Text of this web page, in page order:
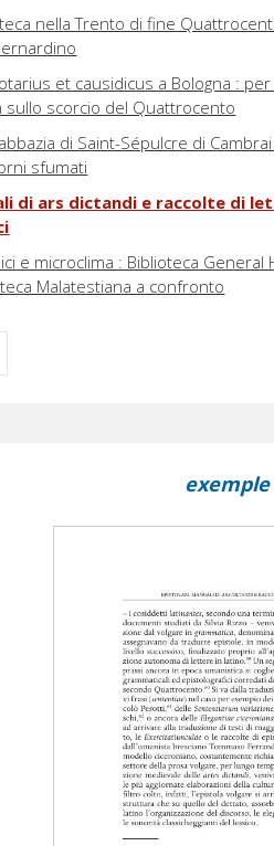
nella Trento di fine
et causidicus a Bologna :
sullo scorcio del Quattrocento
di Saint-Sépulcre di
sfumati
di ars dictandi e raccolte di
e microclima : Biblioteca General
Malatestiana a confronto
exemple